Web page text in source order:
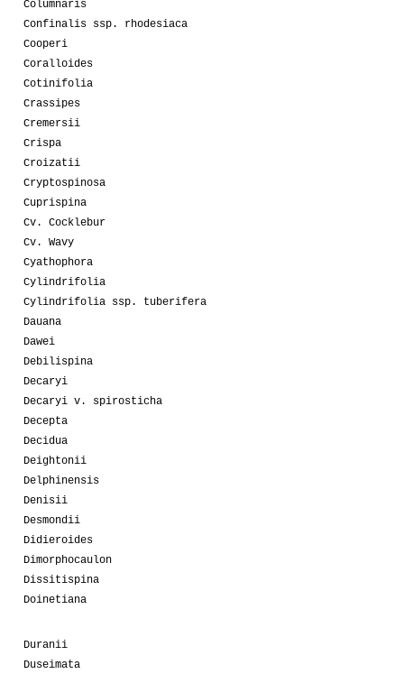
Columnaris
Confinalis ssp. rhodesiaca
Cooperi
Coralloides
Cotinifolia
Crassipes
Cremersii
Crispa
Croizatii
Cryptospinosa
Cuprispina
Cv. Cocklebur
Cv. Wavy
Cyathophora
Cylindrifolia
Cylindrifolia ssp. tuberifera
Dauana
Dawei
Debilispina
Decaryi
Decaryi v. spirosticha
Decepta
Decidua
Deightonii
Delphinensis
Denisii
Desmondii
Didieroides
Dimorphocaulon
Dissitispina
Doinetiana
Duranii
Duseimata